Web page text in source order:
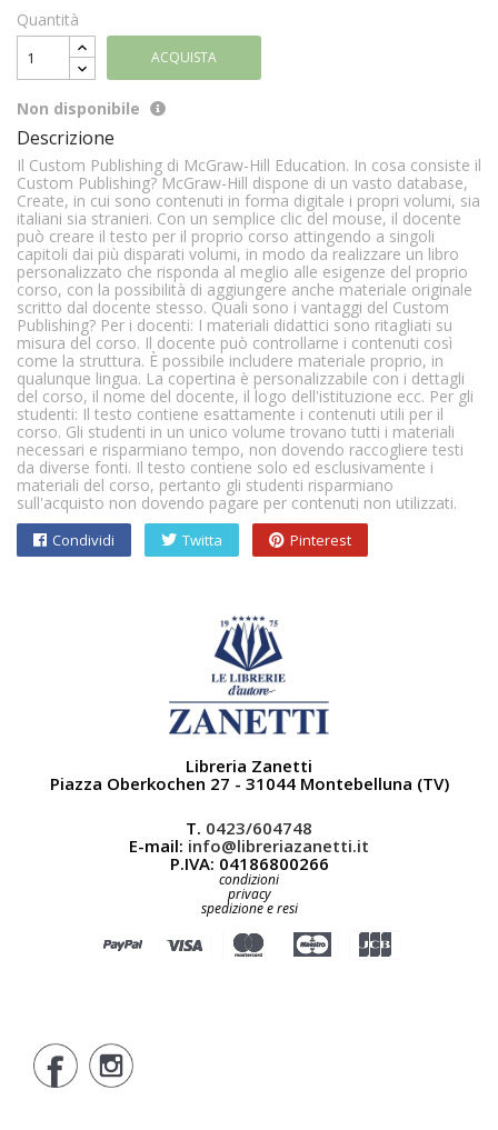
Quantità
ACQUISTA
Non disponibile
Descrizione
Il Custom Publishing di McGraw-Hill Education. In cosa consiste il
Custom Publishing? McGraw-Hill dispone di un vasto database,
Create, in cui sono contenuti in forma digitale i propri volumi, sia
italiani sia stranieri. Con un semplice clic del mouse, il docente
può creare il testo per il proprio corso attingendo a singoli
capitoli dai più disparati volumi, in modo da realizzare un libro
personalizzato che risponda al meglio alle esigenze del proprio
corso, con la possibilità di aggiungere anche materiale originale
scritto dal docente stesso. Quali sono i vantaggi del Custom
Publishing? Per i docenti: I materiali didattici sono ritagliati su
misura del corso. Il docente può controllarne i contenuti così
come la struttura. È possibile includere materiale proprio, in
qualunque lingua. La copertina è personalizzabile con i dettagli
del corso, il nome del docente, il logo dell'istituzione ecc. Per gli
studenti: Il testo contiene esattamente i contenuti utili per il
corso. Gli studenti in un unico volume trovano tutti i materiali
necessari e risparmiano tempo, non dovendo raccogliere testi
da diverse fonti. Il testo contiene solo ed esclusivamente i
materiali del corso, pertanto gli studenti risparmiano
sull'acquisto non dovendo pagare per contenuti non utilizzati.
Condividi Twitta Pinterest
Libreria Zanetti
Piazza Oberkochen 27 - 31044 Montebelluna (TV)
T. 0423/604748
E-mail: info@libreriazanetti.it
P.IVA: 04186800266
condizioni
privacy
spedizione e resi